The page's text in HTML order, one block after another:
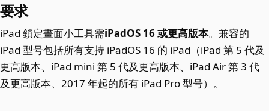
要求
iPad 鎖定畫面小工具需iPadOS 16 或更高版本。兼容的
iPad 型号包括所有支持 iPadOS 16 的 iPad（iPad 第 5 代及
更高版本、iPad mini 第 5 代及更高版本、iPad Air 第 3 代
及更高版本、2017 年起的所有 iPad Pro 型号）。